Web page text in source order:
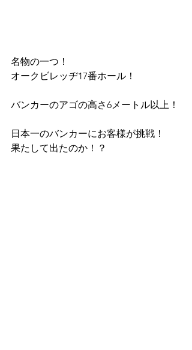
名物の一つ！
オークビレッヂ17番ホール！
バンカーのアゴの高さ6メートル以上！
日本一のバンカーにお客様が挑戦！
果たして出たのか！？